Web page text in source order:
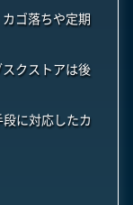
ゴ落ちや定期
クストアは後
に対応したカ